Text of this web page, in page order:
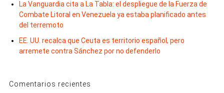
La Vanguardia cita a La Tabla: el despliegue de la Fuerza de
Combate Litoral en Venezuela ya estaba planificado antes
del terremoto
EE. UU. recalca que Ceuta es territorio español, pero
arremete contra Sánchez por no defenderlo
Comentarios recientes